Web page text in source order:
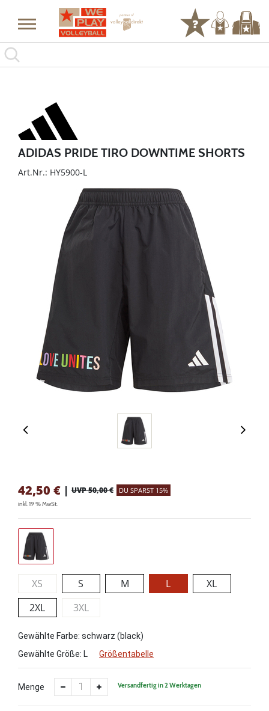
ADIDAS PRIDE TIRO DOWNTIME SHORTS
Art.Nr.: HY5900-L
42,50 € | UVP 50,00 € DU SPARST 15%
inkl. 19 % MwSt.
XS S M L
XL
2XL
3XL
Gewählte Farbe: schwarz (black)
Gewählte Größe: L Größentabelle
Menge Versandfertig in 2 Werktagen